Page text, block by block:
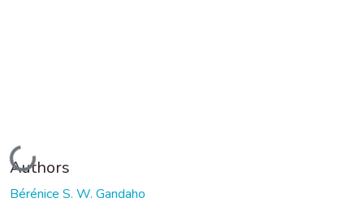
Loading...
Authors
Bérénice S. W. Gandaho